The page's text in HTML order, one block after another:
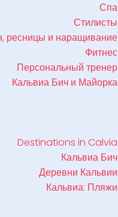
Спа
Стилисты
ресницы и наращивание
Фитнес
Персональный тренер
Кальвиа Бич и Майорка
Destinations in Calvia
Кальвиа Бич
Деревни Кальвии
Кальвиа: Пляжи